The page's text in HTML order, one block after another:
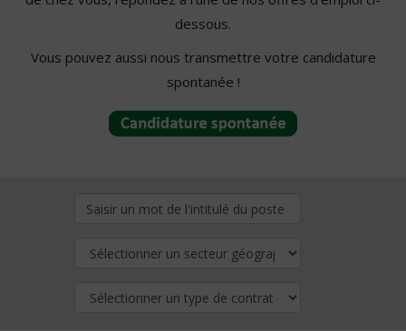
dessous.
Vous pouvez aussi nous transmettre votre candidature
spontanée !